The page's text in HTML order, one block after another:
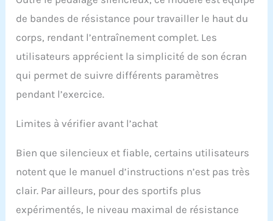
de bandes de résistance pour travailler le haut du
corps, rendant l’entraînement complet. Les
utilisateurs apprécient la simplicité de son écran
qui permet de suivre différents paramètres
pendant l’exercice.
Limites à vérifier avant l’achat
Bien que silencieux et fiable, certains utilisateurs
notent que le manuel d’instructions n’est pas très
clair. Par ailleurs, pour des sportifs plus
expérimentés, le niveau maximal de résistance